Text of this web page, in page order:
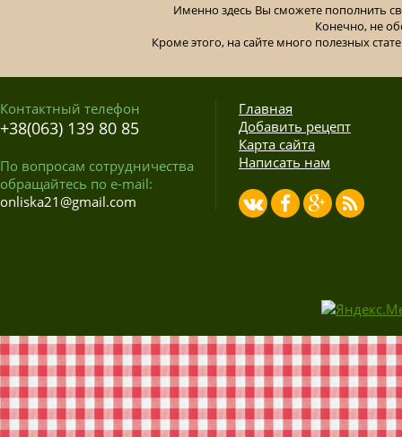
Именно здесь Вы сможете пополнить
Конечно, не
Кроме этого, на сайте много полезных
Контактный телефон
+38(063) 139 80 85
По вопросам сотрудничества
обращайтесь по e-mail:
onliska21@gmail.com
Главная
Добавить рецепт
Карта сайта
Написать нам